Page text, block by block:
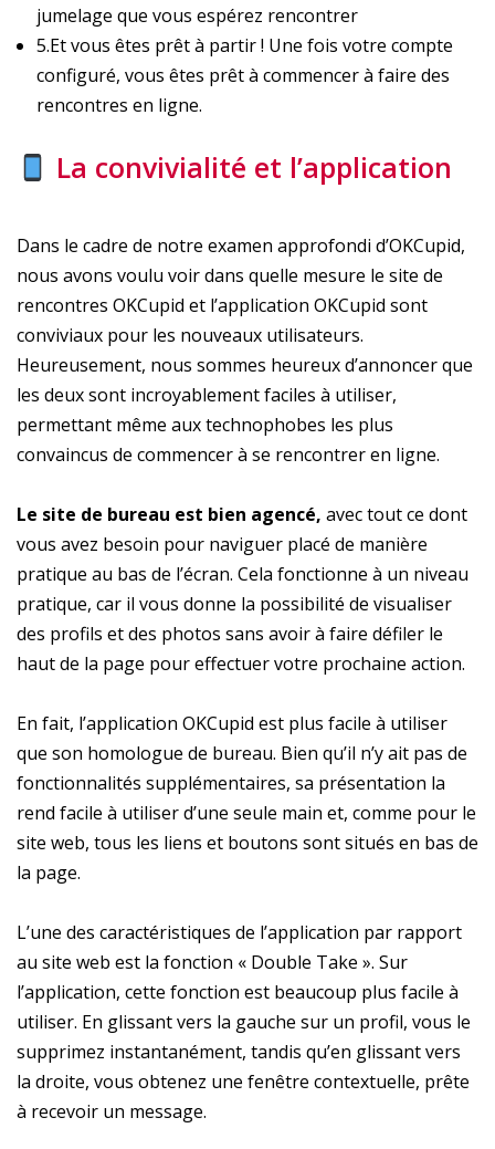
jumelage que vous espérez rencontrer
5.Et vous êtes prêt à partir ! Une fois votre compte
configuré, vous êtes prêt à commencer à faire des
rencontres en ligne.
La convivialité et l’application
Dans le cadre de notre examen approfondi d’OKCupid,
nous avons voulu voir dans quelle mesure le site de
rencontres OKCupid et l’application OKCupid sont
conviviaux pour les nouveaux utilisateurs.
Heureusement, nous sommes heureux d’annoncer que
les deux sont incroyablement faciles à utiliser,
permettant même aux technophobes les plus
convaincus de commencer à se rencontrer en ligne.
Le site de bureau est bien agencé, avec tout ce dont
vous avez besoin pour naviguer placé de manière
pratique au bas de l’écran. Cela fonctionne à un niveau
pratique, car il vous donne la possibilité de visualiser
des profils et des photos sans avoir à faire défiler le
haut de la page pour effectuer votre prochaine action.
En fait, l’application OKCupid est plus facile à utiliser
que son homologue de bureau. Bien qu’il n’y ait pas de
fonctionnalités supplémentaires, sa présentation la
rend facile à utiliser d’une seule main et, comme pour le
site web, tous les liens et boutons sont situés en bas de
la page.
L’une des caractéristiques de l’application par rapport
au site web est la fonction « Double Take ». Sur
l’application, cette fonction est beaucoup plus facile à
utiliser. En glissant vers la gauche sur un profil, vous le
supprimez instantanément, tandis qu’en glissant vers
la droite, vous obtenez une fenêtre contextuelle, prête
à recevoir un message.